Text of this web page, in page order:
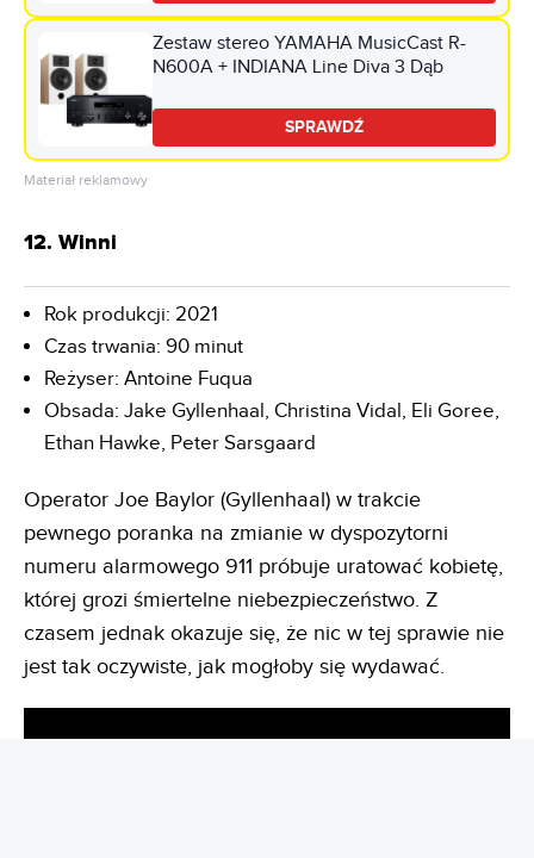
Zestaw stereo YAMAHA MusicCast R-
N600A + INDIANA Line Diva 3 Dąb
SPRAWDŹ
Materiał reklamowy
12. Winni
Rok produkcji: 2021
Czas trwania: 90 minut
Reżyser: Antoine Fuqua
Obsada: Jake Gyllenhaal, Christina Vidal, Eli Goree,
Ethan Hawke, Peter Sarsgaard
Operator Joe Baylor (Gyllenhaal) w trakcie
pewnego poranka na zmianie w dyspozytorni
numeru alarmowego 911 próbuje uratować kobietę,
której grozi śmiertelne niebezpieczeństwo. Z
czasem jednak okazuje się, że nic w tej sprawie nie
jest tak oczywiste, jak mogłoby się wydawać.